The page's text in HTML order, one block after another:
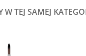
W TEJ SAMEJ